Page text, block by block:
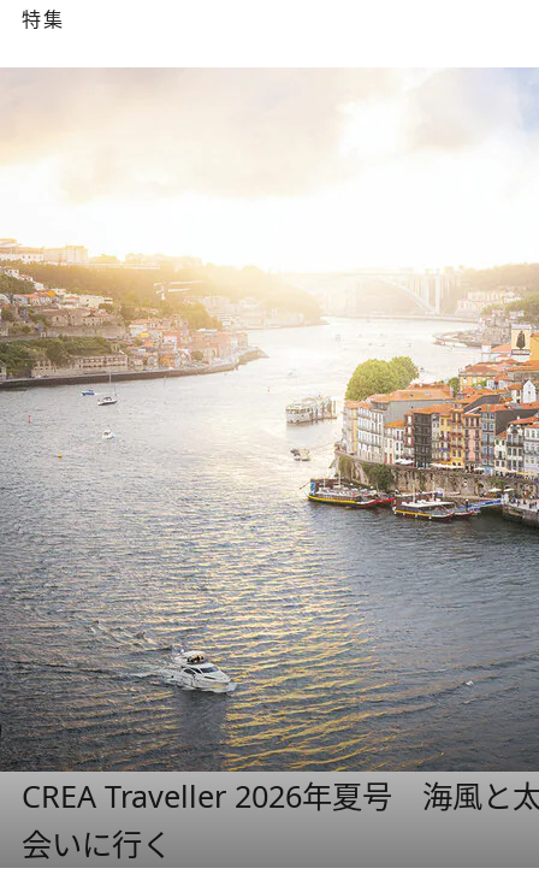
特集
CREA Traveller 2026年夏号 海風と
会いに行く